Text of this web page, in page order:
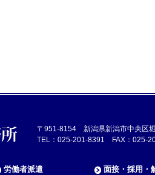
〒951-8154 新潟県新潟市中央区
TEL：025-201-8391 FAX：025-
労働者派遣 面接・採用・